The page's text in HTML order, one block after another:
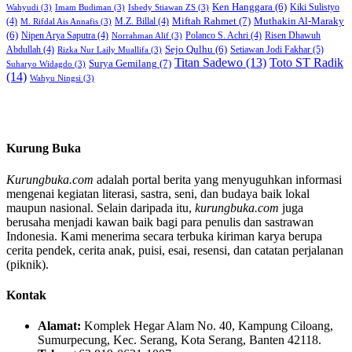
Wahyudi (3) Imam Budiman (3) Isbedy Stiawan ZS (3) Ken Hanggara (6) Kiki Sulistyo
(4) M. Rifdal Ais Annafis (3) M.Z. Billal (4) Miftah Rahmet (7) Muthakin Al-Maraky
(6) Nipen Arya Saputra (4) Norrahman Alif (3) Polanco S. Achri (4) Risen Dhawuh
Abdullah (4) Rizka Nur Laily Muallifa (3) Sejo Qulhu (6) Setiawan Jodi Fakhar (5)
Suharyo Widagdo (3) Surya Gemilang (7) Titan Sadewo (13) Toto ST Radik
(14) Wahyu Ningsi (3)
Kurung Buka
Kurungbuka.com adalah portal berita yang menyuguhkan informasi
mengenai kegiatan literasi, sastra, seni, dan budaya baik lokal
maupun nasional. Selain daripada itu, kurungbuka.com juga
berusaha menjadi kawan baik bagi para penulis dan sastrawan
Indonesia. Kami menerima secara terbuka kiriman karya berupa
cerita pendek, cerita anak, puisi, esai, resensi, dan catatan perjalanan
(piknik).
Kontak
Alamat: Komplek Hegar Alam No. 40, Kampung Ciloang,
Sumurpecung, Kec. Serang, Kota Serang, Banten 42118.